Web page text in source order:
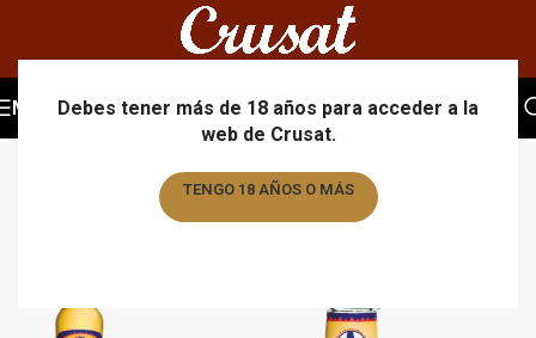
Debes tener más de 18 años para acceder a la
web de Crusat.
TENGO 18 AÑOS O MÁS
MENU